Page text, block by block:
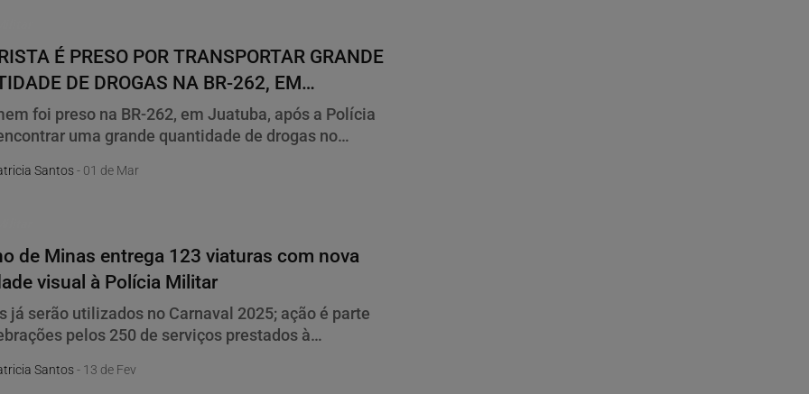
É PRESO POR TRANSPORTAR GRANDE
DE DROGAS NA BR-262, EM
foi preso na BR-262, em Juatuba, após a Polícia
uma grande quantidade de drogas no
que ele dirigia. A abordagem aconteceu durante o
a um acidente de trânsito envolvendo um carro
Santos- 01 de Mar
de Minas entrega 123 viaturas com nova
visual à Polícia Militar
já serão utilizados no Carnaval 2025; ação é parte
pelos 250 de serviços prestados à
123 veículos, modelo Renault Duster, que já
com nova padronização visual para reforçar a
Santos- 13 de Fev